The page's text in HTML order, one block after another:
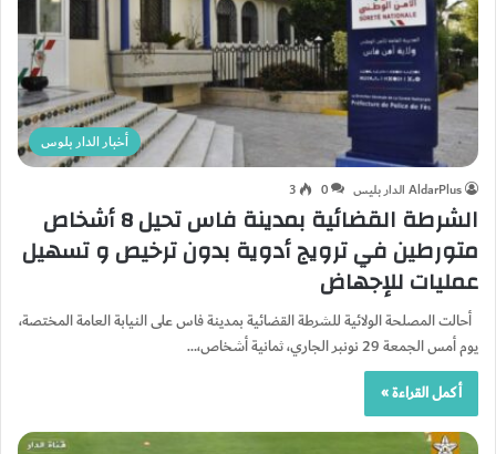
أخبار الدار بلوس
AldarPlus الدار بليس 0
3
الشرطة القضائية بمدينة فاس تحيل 8 أشخاص
متورطين في ترويج أدوية بدون ترخيص و تسهيل
عمليات للإجهاض
أحالت المصلحة الولائية للشرطة القضائية بمدينة فاس على النيابة العامة المختصة،
يوم أمس الجمعة 29 نونبر الجاري، ثمانية أشخاص،…
أكمل القراءة »